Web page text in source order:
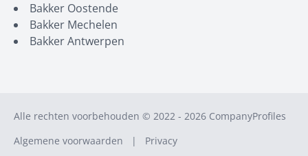
Bakker Oostende
Bakker Mechelen
Bakker Antwerpen
Alle rechten voorbehouden © 2022 - 2026 CompanyProfiles
Algemene voorwaarden
| Privacy